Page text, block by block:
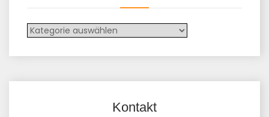
Archiv
Kontakt